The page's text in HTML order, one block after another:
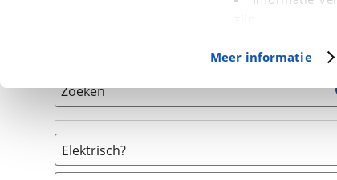
(fingerprinting)
in.
Cookieverklaring.
Met cookies en
Functionele cookies
Meer informatie
Zoeken
Elektrisch?
Niet elektrisch (1)